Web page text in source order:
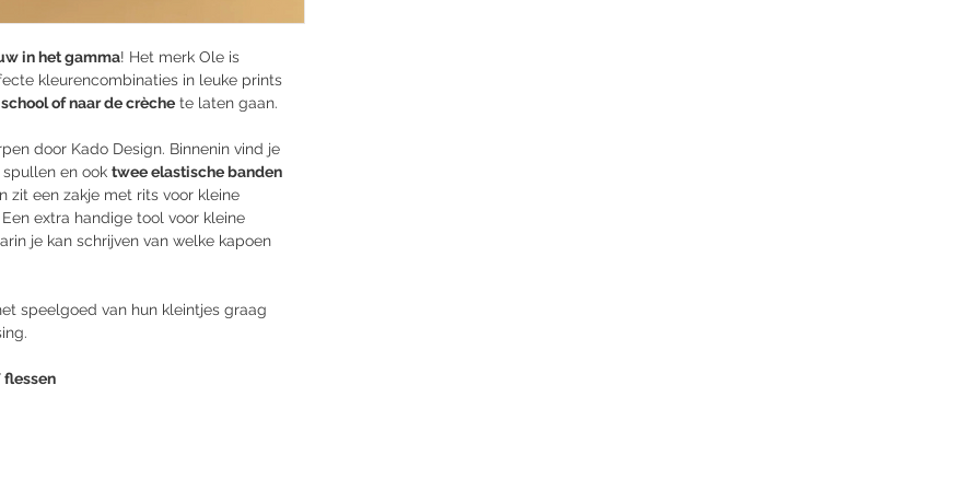
in het gamma! Het merk Ole is
kleurencombinaties in leuke prints
of naar de crèche te laten gaan.
door Kado Design. Binnenin vind je
en ook twee elastische banden
zit een zakje met rits voor kleine
extra handige tool voor kleine
je kan schrijven van welke kapoen
speelgoed van hun kleintjes graag
flessen